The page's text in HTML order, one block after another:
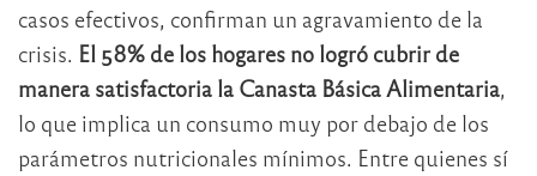
casos efectivos, confirman un agravamiento de la
crisis. El 58% de los hogares no logró cubrir de
manera satisfactoria la Canasta Básica Alimentaria,
lo que implica un consumo muy por debajo de los
parámetros nutricionales mínimos. Entre quienes sí